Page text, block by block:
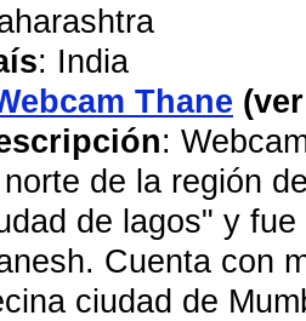
: India
Thane
:
de la región
de lagos" y
Cuenta con
ciudad de